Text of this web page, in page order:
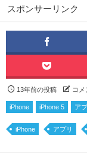
スポンサーリンク
13年前の投稿 コメ
iPhone iPhone 5 ア
iPhone アプリ